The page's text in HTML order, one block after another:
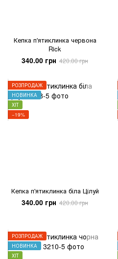
Кепка п'ятиклинка червона
Rick
340.00 грн 420.00 грн
РОЗПРОДАЖ
НОВИНКА
ХІТ
−19%
Кепка п'ятиклинка біла Цілуй
340.00 грн 420.00 грн
РОЗПРОДАЖ
НОВИНКА
ХІТ